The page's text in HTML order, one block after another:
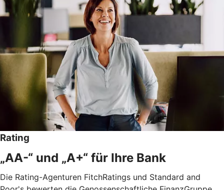
Rating
„AA-“ und „A+“ für Ihre Bank
Die Rating-Agenturen FitchRatings und Standard and